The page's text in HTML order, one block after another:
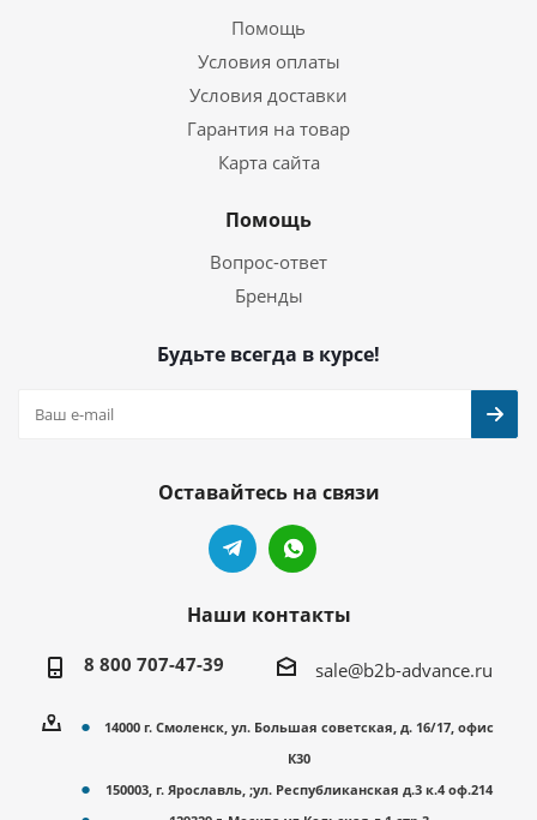
Помощь
Условия оплаты
Условия доставки
Гарантия на товар
Карта сайта
Помощь
Вопрос-ответ
Бренды
Будьте всегда в курсе!
Оставайтесь на связи
Наши контакты
8 800 707-47-39 sale@b2b-advance.ru
14000 г. Смоленск, ул. Большая советская, д. 16/17, офис
К30
150003, г. Ярославль, ;ул. Республиканская д.3 к.4 оф.214